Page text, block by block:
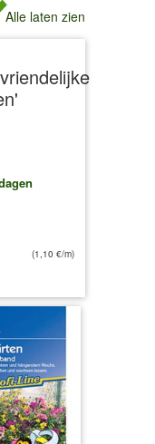
Alle laten zien
(1,10 €/m)